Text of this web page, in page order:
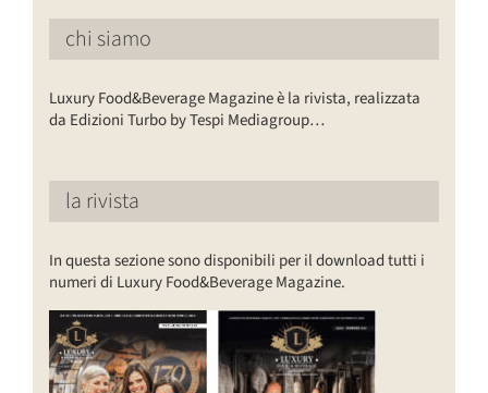
chi siamo
Luxury Food&Beverage Magazine è la rivista, realizzata
da Edizioni Turbo by Tespi Mediagroup…
la rivista
In questa sezione sono disponibili per il download tutti i
numeri di Luxury Food&Beverage Magazine.